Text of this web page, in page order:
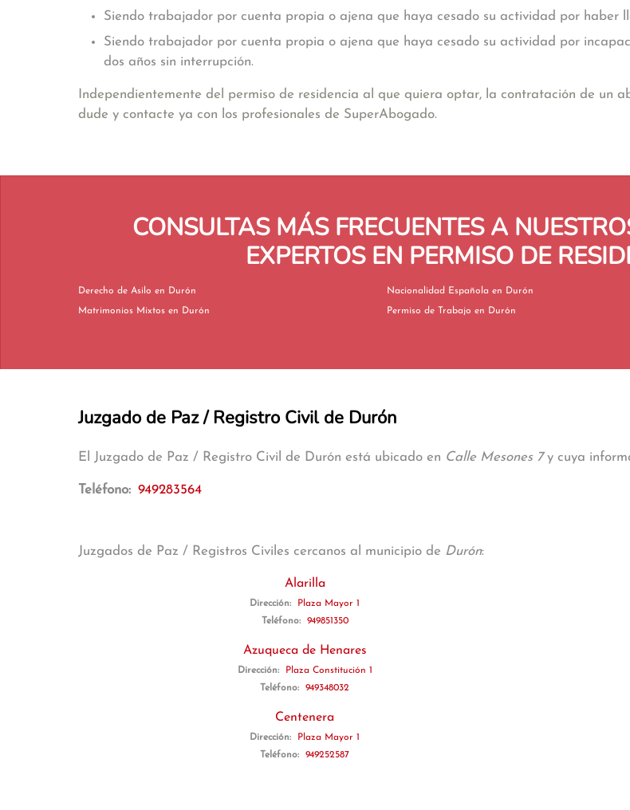
Siendo trabajador por cuenta propia o ajena que haya cesado su actividad por haber
Siendo trabajador por cuenta propia o ajena que haya cesado su actividad por
dos años sin interrupción.
Independientemente del permiso de residencia al que quiera optar, la contratación de un
dude y contacte ya con los profesionales de SuperAbogado.
CONSULTAS MÁS FRECUENTES A
EXPERTOS EN PERMISO DE
Derecho de Asilo en Durón
Matrimonios Mixtos en Durón
Nacionalidad Española en Durón
Permiso de Trabajo en Durón
Juzgado de Paz / Registro Civil de Durón
El Juzgado de Paz / Registro Civil de Durón está ubicado en Calle Mesones 7y cuya
Teléfono: 949283564
Juzgados de Paz / Registros Civiles cercanos al municipio de Durón:
Alarilla
Dirección:
Plaza Mayor 1
Teléfono:
949851350
Azuqueca de Henares
Dirección:
Plaza Constitución 1
Teléfono:
949348032
Centenera
Dirección:
Plaza Mayor 1
Teléfono:
949252587